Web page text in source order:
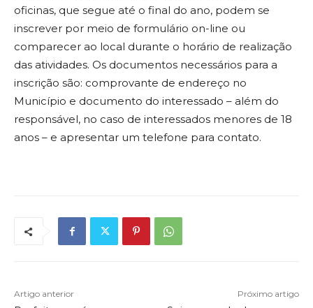
oficinas, que segue até o final do ano, podem se
inscrever por meio de formulário on-line ou
comparecer ao local durante o horário de realização
das atividades. Os documentos necessários para a
inscrição são: comprovante de endereço no
Município e documento do interessado – além do
responsável, no caso de interessados menores de 18
anos – e apresentar um telefone para contato.
Artigo anterior Próximo artigo